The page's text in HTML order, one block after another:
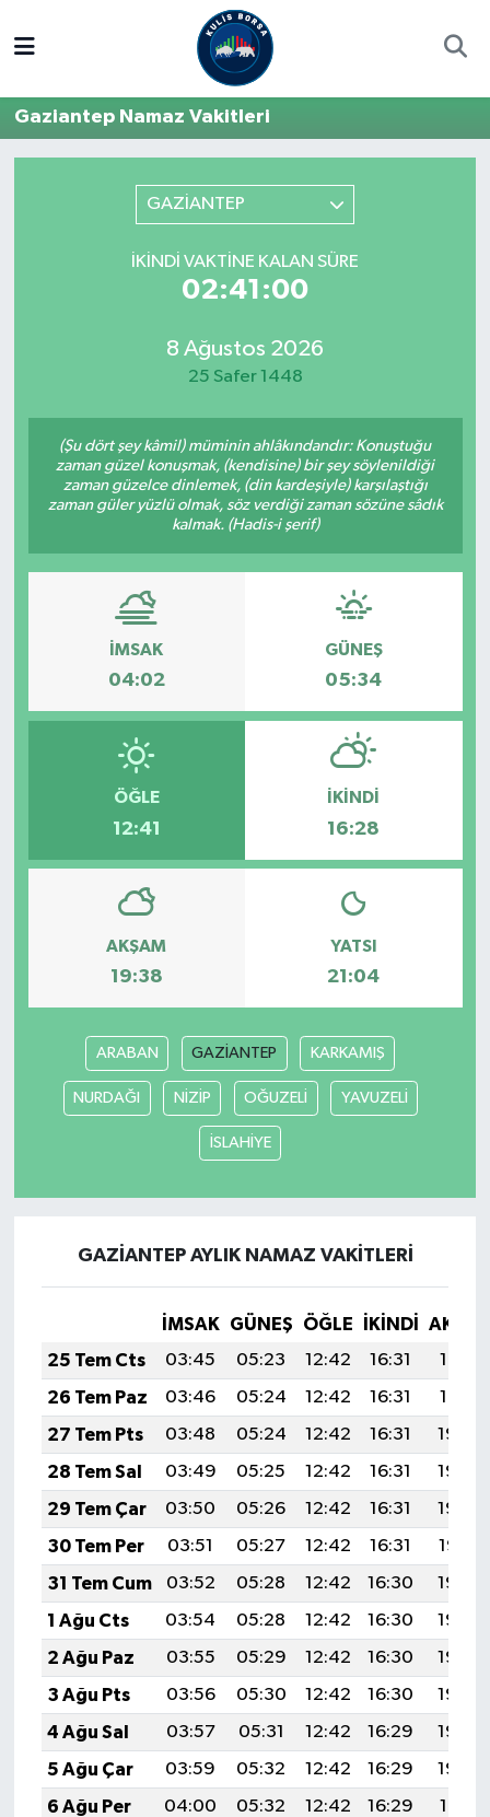
Gaziantep Namaz Vakitleri
GAZİANTEP
İKINDI VAKTINE KALAN SÜRE
02:41:00
8 Ağustos 2026
25 Safer 1448
(Şu dört şey kâmil) müminin ahlâkındandır: Konuştuğu
zaman güzel konuşmak, (kendisine) bir şey söylenildiği
zaman güzelce dinlemek, (din kardeşiyle) karşılaştığı
zaman güler yüzlü olmak, söz verdiği zaman sözüne sâdık
kalmak. (Hadis-i şerif)
İMSAK
04:02
GÜNEŞ
05:34
ÖĞLE
12:41
İKINDI
16:28
AKŞAM
19:38
YATSI
21:04
ARABAN GAZİANTEP KARKAMIŞ
NURDAĞI NİZİP OĞUZELİ YAVUZELİ
İSLAHİYE
GAZİANTEP AYLIK NAMAZ VAKITLERI
İMSAK GÜNEŞ ÖĞLE İKINDI
25 Tem Cts
03:45 05:23 12:42 16:31
19:51
26 Tem Paz
03:46 05:24 12:42 16:31
19:51
27 Tem Pts
03:48 05:24 12:42 16:31
19:50
28 Tem Sal
03:49 05:25 12:42 16:31
19:49
29 Tem Çar
03:50 05:26 12:42 16:31
19:48
30 Tem Per
03:51 05:27 12:42 16:31
19:47
31 Tem Cum
03:52 05:28 12:42 16:30
19:46
1 Ağu Cts
03:54 05:28 12:42 16:30
19:46
2 Ağu Paz
03:55 05:29 12:42 16:30
19:45
3 Ağu Pts
03:56 05:30 12:42 16:30
19:44
4 Ağu Sal
03:57 05:31 12:42 16:29
19:43
5 Ağu Çar
03:59 05:32 12:42 16:29
19:42
6 Ağu Per
04:00 05:32 12:42 16:29
19:41
Hisse Yorumu
Kulis Haber
Halka Arzlar
Trafik Durumu
Süper Lig Puan Durumu ve Fikstür
Tüm Manşetler